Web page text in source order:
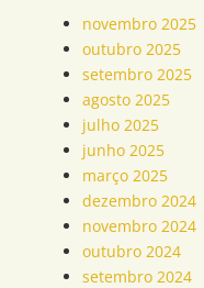
novembro 2025
outubro 2025
setembro 2025
agosto 2025
julho 2025
junho 2025
março 2025
dezembro 2024
novembro 2024
outubro 2024
setembro 2024